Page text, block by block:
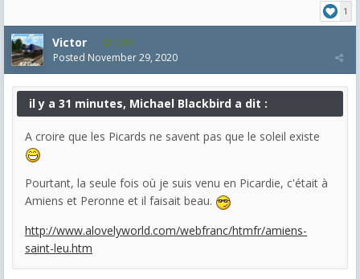
1
Victor 1,255
Posted November 29, 2020
il y a 31 minutes, Michael Blackbird a dit :
A croire que les Picards ne savent pas que le soleil existe
Pourtant, la seule fois où je suis venu en Picardie, c'était à
Amiens et Peronne et il faisait beau.
http://www.alovelyworld.com/webfranc/htmfr/amiens-
saint-leu.htm